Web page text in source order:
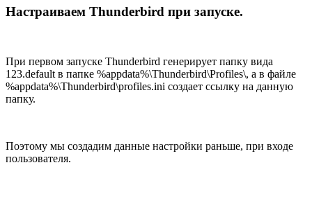
Настраиваем Thunderbird при запуске.
При первом запуске Thunderbird генерирует папку вида
123.default в папке %appdata%\Thunderbird\Profiles\, а в файле
%appdata%\Thunderbird\profiles.ini создает ссылку на данную
папку.
Поэтому мы создадим данные настройки раньше, при входе
пользователя.